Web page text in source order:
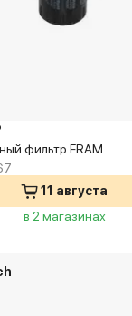
фильтр FRAM
11 августа
в 2 магазинах